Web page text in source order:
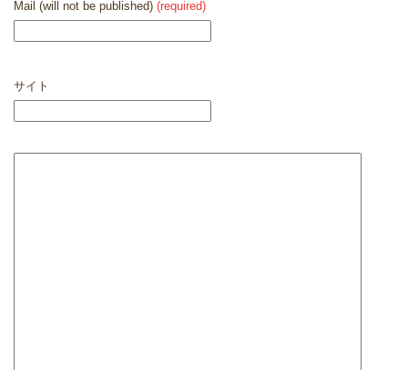
Mail (will not be published) (required)
サイト